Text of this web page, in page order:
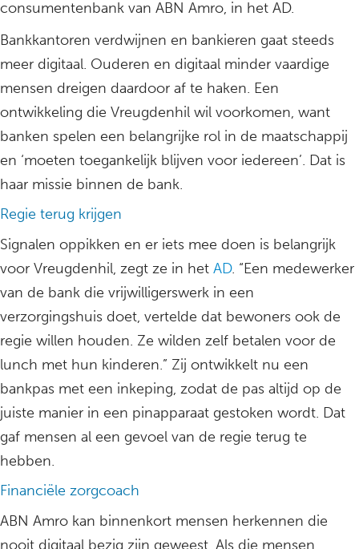
consumentenbank van ABN Amro, in het AD.
Bankkantoren verdwijnen en bankieren gaat steeds
meer digitaal. Ouderen en digitaal minder vaardige
mensen dreigen daardoor af te haken. Een
ontwikkeling die Vreugdenhil wil voorkomen, want
banken spelen een belangrijke rol in de maatschappij
en ‘moeten toegankelijk blijven voor iedereen’. Dat is
haar missie binnen de bank.
Regie terug krijgen
Signalen oppikken en er iets mee doen is belangrijk
voor Vreugdenhil, zegt ze in het AD. “Een medewerker
van de bank die vrijwilligerswerk in een
verzorgingshuis doet, vertelde dat bewoners ook de
regie willen houden. Ze wilden zelf betalen voor de
lunch met hun kinderen.” Zij ontwikkelt nu een
bankpas met een inkeping, zodat de pas altijd op de
juiste manier in een pinapparaat gestoken wordt. Dat
gaf mensen al een gevoel van de regie terug te
hebben.
Financiële zorgcoach
ABN Amro kan binnenkort mensen herkennen die
nooit digitaal bezig zijn geweest. Als die mensen